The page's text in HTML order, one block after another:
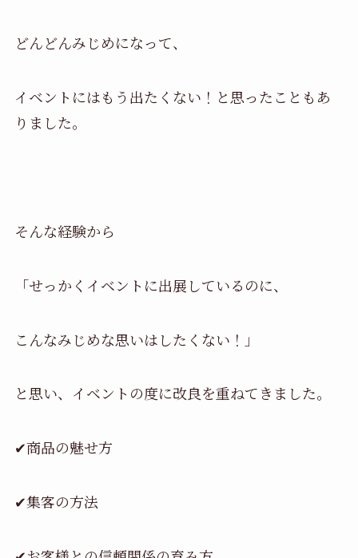
どんどんみじめになって、
イベントにはもう出たくない！と思ったこともあ
りました。
そんな経験から
「せっかくイベントに出展しているのに、
こんなみじめな思いはしたくない！」
と思い、イベントの度に改良を重ねてきました。
✔商品の魅せ方
✔集客の方法